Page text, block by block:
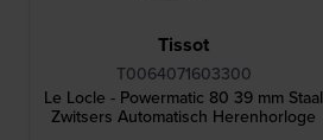
Tissot
T0064071603300
Le Locle - Powermatic 80 39 mm Staal
Zwitsers Automatisch Herenhorloge